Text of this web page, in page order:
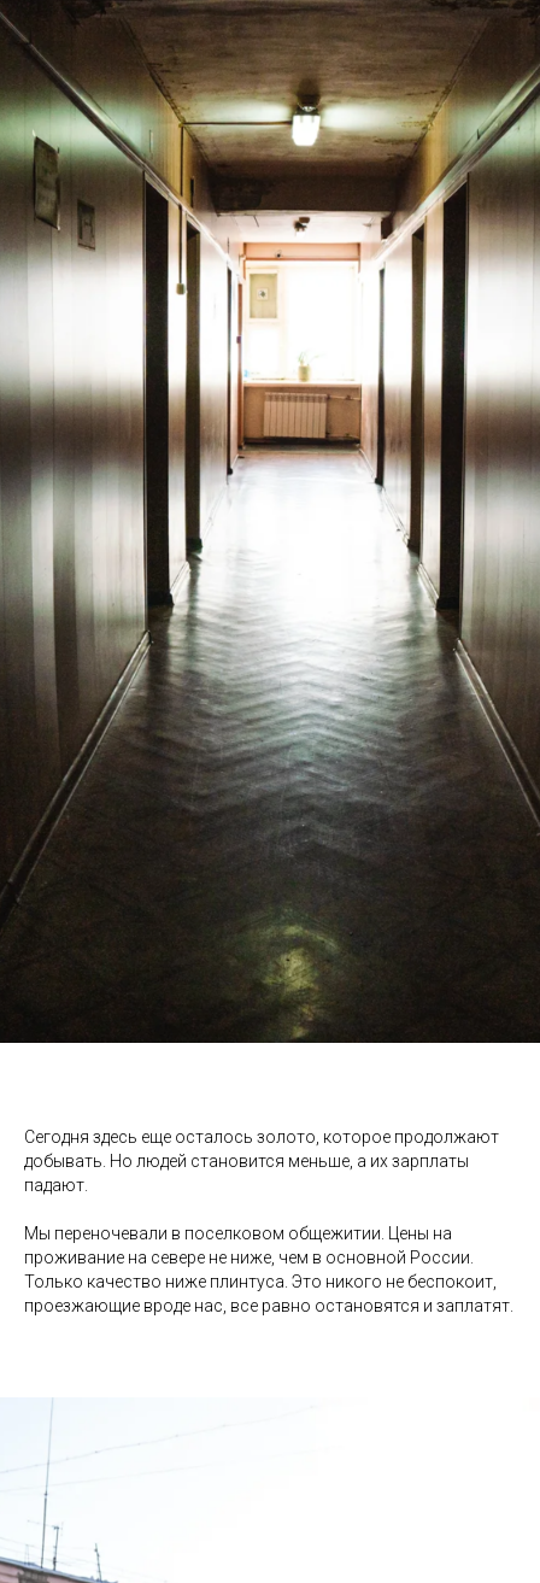
Сегодня здесь еще осталось золото, которое продолжают
добывать. Но людей становится меньше, а их зарплаты
падают.
Мы переночевали в поселковом общежитии. Цены на
проживание на севере не ниже, чем в основной России.
Только качество ниже плинтуса. Это никого не беспокоит,
проезжающие вроде нас, все равно остановятся и заплатят.